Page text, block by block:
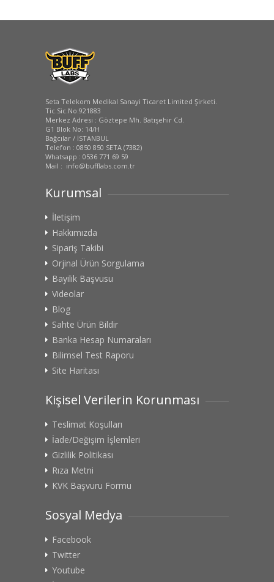
Seta Telekom Medikal Sanayi Ticaret Limited Şirketi.
Tic.Sic.No:921883
Merkez Adresi : Göztepe Mh. Batışehir Cd.
G1 Blok No: 14/H
Bağcılar / İSTANBUL
Telefon : 0850 850 SETA (7382)
Whatsapp : 0536 771 69 59
Mail : info@bufflabs.com.tr
Kurumsal
İletişim
Hakkımızda
Sipariş Takibi
Orjinal Ürün Sorgulama
Bayilik Başvusu
Videolar
Blog
Sahte Ürün Bildir
Banka Hesap Numaraları
Bilimsel Test Raporu
Site Haritası
Kişisel Verilerin Korunması
Teslimat Koşulları
İade/Değişim İşlemleri
Gizlilik Politikası
Rıza Metni
KVK Başvuru Formu
Sosyal Medya
Facebook
Twitter
Youtube